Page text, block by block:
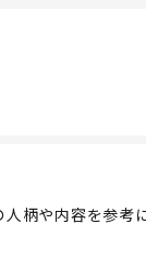
柄や内容を参考